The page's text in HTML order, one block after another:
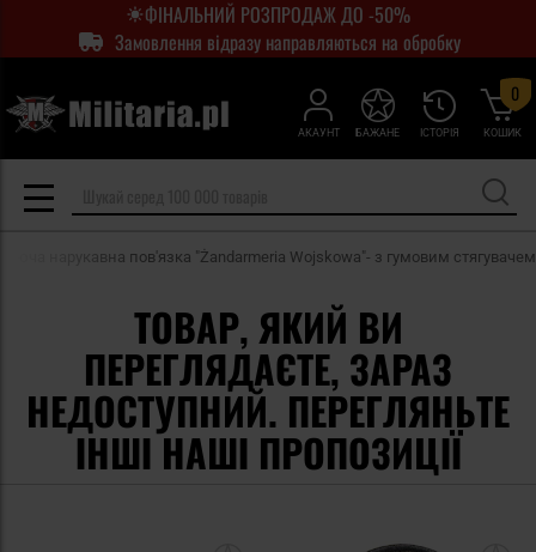
ФІНАЛЬНИЙ РОЗПРОДАЖ ДО -50%
Замовлення відразу направляються на обробку
АКАУНТ ІСТОРІЯ
БАЖАНЕ КОШИК
0
нарукавна пов'язка "Żandarmeria Wojskowa"- з гумовим стягувачем
ТОВАР, ЯКИЙ ВИ
ПЕРЕГЛЯДАЄТЕ, ЗАРАЗ
НЕДОСТУПНИЙ. ПЕРЕГЛЯНЬТЕ
ІНШІ НАШІ ПРОПОЗИЦІЇ